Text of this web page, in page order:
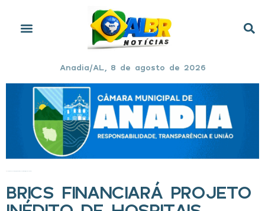
Anadia/AL, 8 de agosto de 2026
BRICS FINANCIARÁ PROJETO